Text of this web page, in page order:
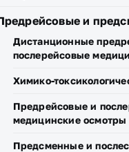
и
Дистанционные
послерейсовые
Химико-
Предрейсовые и
медицинские осмотры
Предсменные и